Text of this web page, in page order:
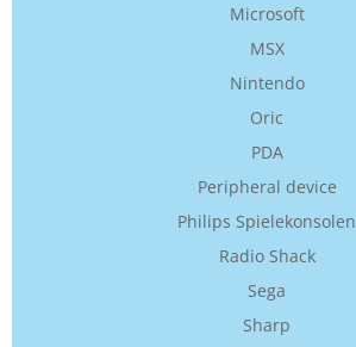
Microsoft
MSX
Nintendo
Oric
PDA
Peripheral device
Philips Spielekonsolen
Radio Shack
Sega
Sharp